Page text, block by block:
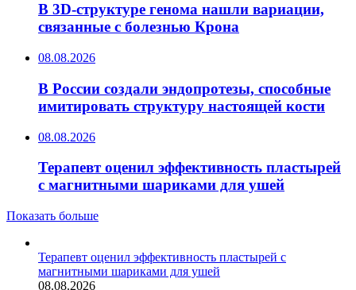
В 3D-структуре генома нашли вариации,
связанные с болезнью Крона
08.08.2026
В России создали эндопротезы, способные
имитировать структуру настоящей кости
08.08.2026
Терапевт оценил эффективность пластырей
с магнитными шариками для ушей
Показать больше
Терапевт оценил эффективность пластырей с
магнитными шариками для ушей
08.08.2026